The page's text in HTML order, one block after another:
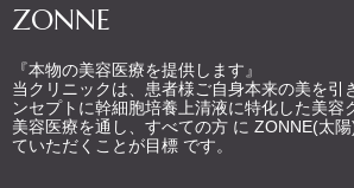
ZONNE
『本物の美容医療を提供します』
当クリニックは、患者様ご自身本来の美を引
ンセプトに幹細胞培養上清液に特化した美容
美容医療を通し、すべての方 に ZONNE(太
ていただくことが目標 です。